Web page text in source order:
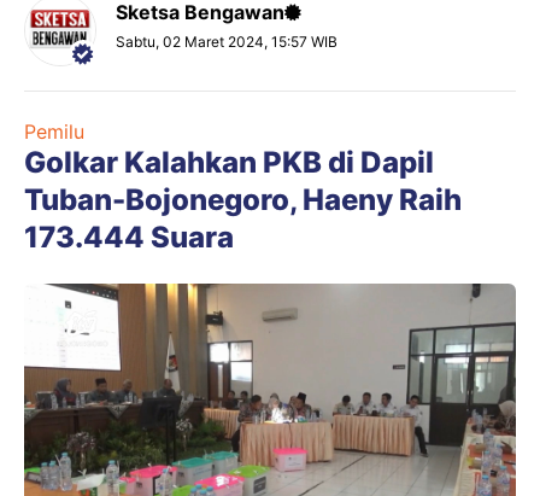
Sketsa Bengawan
Sabtu, 02 Maret 2024, 15:57 WIB
Pemilu
Golkar Kalahkan PKB di Dapil
Tuban-Bojonegoro, Haeny Raih
173.444 Suara